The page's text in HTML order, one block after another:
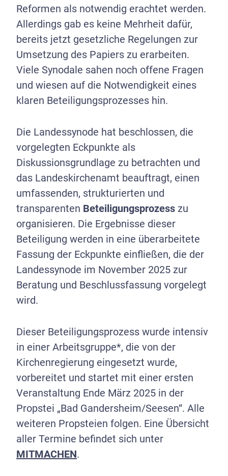
Reformen als notwendig erachtet werden.
Allerdings gab es keine Mehrheit dafür,
bereits jetzt gesetzliche Regelungen zur
Umsetzung des Papiers zu erarbeiten.
Viele Synodale sahen noch offene Fragen
und wiesen auf die Notwendigkeit eines
klaren Beteiligungsprozesses hin.
Die Landessynode hat beschlossen, die
vorgelegten Eckpunkte als
Diskussionsgrundlage zu betrachten und
das Landeskirchenamt beauftragt, einen
umfassenden, strukturierten und
transparenten Beteiligungsprozess zu
organisieren. Die Ergebnisse dieser
Beteiligung werden in eine überarbeitete
Fassung der Eckpunkte einfließen, die der
Landessynode im November 2025 zur
Beratung und Beschlussfassung vorgelegt
wird.
Dieser Beteiligungsprozess wurde intensiv
in einer Arbeitsgruppe*, die von der
Kirchenregierung eingesetzt wurde,
vorbereitet und startet mit einer ersten
Veranstaltung Ende März 2025 in der
Propstei „Bad Gandersheim/Seesen“. Alle
weiteren Propsteien folgen. Eine Übersicht
aller Termine befindet sich unter
MITMACHEN.